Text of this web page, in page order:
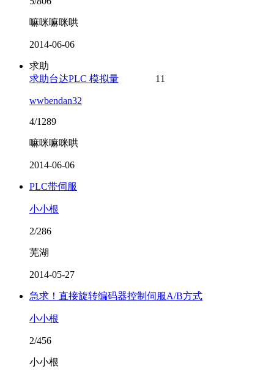
嘛咪嘛咪哄
2014-06-06
求助
求助台达PLC 模拟量
11
wwbendan32
4/1289
嘛咪嘛咪哄
2014-06-06
PLC带伺服
小小根
2/286
芜湖
2014-05-27
急求！直接旋转编码器控制伺服A/B方式
小小根
2/456
小小根